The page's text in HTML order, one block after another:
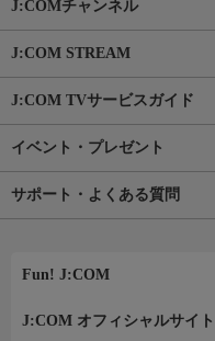
J:COMチャンネル
J:COM STREAM
J:COM TVサービスガイド
イベント・プレゼント
サポート・よくある質問
Fun! J:COM
J:COM オフィシャルサイト